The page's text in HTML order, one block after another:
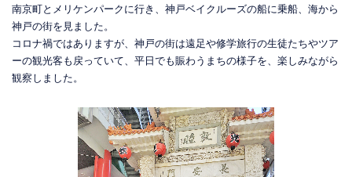
南京町とメリケンパークに行き、神戸ベイクルーズの船に乗船、海から
神戸の街を見ました。
コロナ禍ではありますが、神戸の街は遠足や修学旅行の生徒たちやツア
ーの観光客も戻っていて、平日でも賑わうまちの様子を、楽しみながら
観察しました。